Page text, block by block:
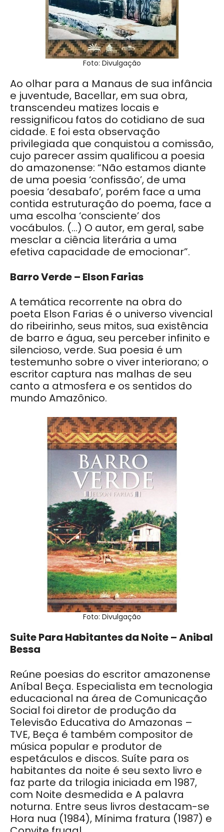
Foto: Divulgação
Ao olhar para a Manaus de sua infância
e juventude, Bacellar, em sua obra,
transcendeu matizes locais e
ressignificou fatos do cotidiano de sua
cidade. E foi esta observação
privilegiada que conquistou a comissão,
cujo parecer assim qualificou a poesia
do amazonense: “Não estamos diante
de uma poesia ‘confissão’, de uma
poesia ‘desabafo’, porém face a uma
contida estruturação do poema, face a
uma escolha ‘consciente’ dos
vocábulos. (…) O autor, em geral, sabe
mesclar a ciência literária a uma
efetiva capacidade de emocionar”.
Barro Verde – Elson Farias
A temática recorrente na obra do
poeta Elson Farias é o universo vivencial
do ribeirinho, seus mitos, sua existência
de barro e água, seu perceber infinito e
silencioso, verde. Sua poesia é um
testemunho sobre o viver interiorano; o
escritor captura nas malhas de seu
canto a atmosfera e os sentidos do
mundo Amazônico.
Foto: Divulgação
Suite Para Habitantes da Noite – Anibal
Bessa
Reúne poesias do escritor amazonense
Aníbal Beça. Especialista em tecnologia
educacional na área de Comunicação
Social foi diretor de produção da
Televisão Educativa do Amazonas –
TVE, Beça é também compositor de
música popular e produtor de
espetáculos e discos. Suíte para os
habitantes da noite é seu sexto livro e
faz parte da trilogia iniciada em 1987,
com Noite desmedida e A palavra
noturna. Entre seus livros destacam-se
Hora nua (1984), Mínima fratura (1987) e